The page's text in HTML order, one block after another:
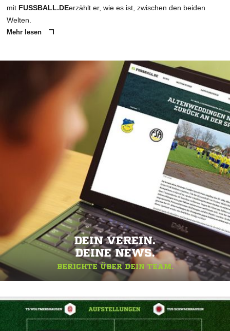
mit FUSSBALL.DEerzählt er, wie es ist, zwischen den beiden
Welten.
Mehr lesen
DEIN VEREIN.
DEINE NEWS.
BERICHTE ÜBER DEIN TEAM.